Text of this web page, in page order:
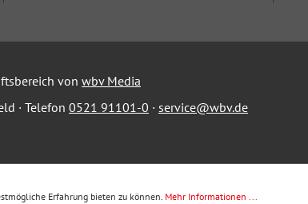
von wbv Media
· Telefon 0521 91101-0 · service@wbv.de
Erfahrung bieten zu können. Mehr Informationen ...